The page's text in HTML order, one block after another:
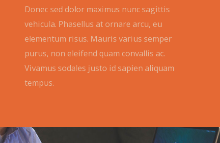
Donec sed dolor maximus nunc sagittis
vehicula. Phasellus at ornare arcu, eu
elementum risus. Mauris varius semper
purus, non eleifend quam convallis ac.
Vivamus sodales justo id sapien aliquam
tempus.